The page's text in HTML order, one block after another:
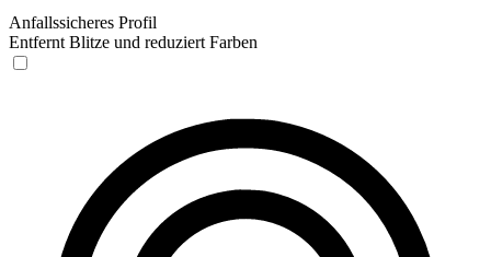
Anfallssicheres Profil
Entfernt Blitze und reduziert Farben